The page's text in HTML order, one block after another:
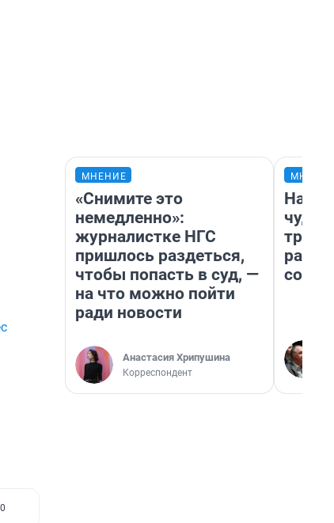
0
МНЕНИЕ
«Снимите это
немедленно»:
журналистке НГС
пришлось раздеться,
чтобы попасть в суд, —
на что можно пойти
ради новости
Анастасия Хрипушина
Корреспондент